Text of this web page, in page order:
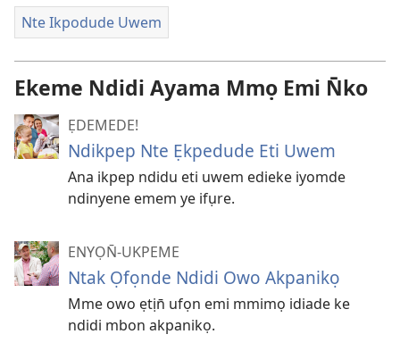
Nte Ikpodude Uwem
Ekeme Ndidi Ayama Mmọ Emi N̄ko
ẸDEMEDE!
Ndikpep Nte Ẹkpedude Eti Uwem
Ana ikpep ndidu eti uwem edieke iyomde
ndinyene emem ye ifụre.
ENYỌN̄-UKPEME
Ntak Ọfọnde Ndidi Owo Akpanikọ
Mme owo ẹtịn̄ ufọn emi mmimọ idiade ke
ndidi mbon akpanikọ.